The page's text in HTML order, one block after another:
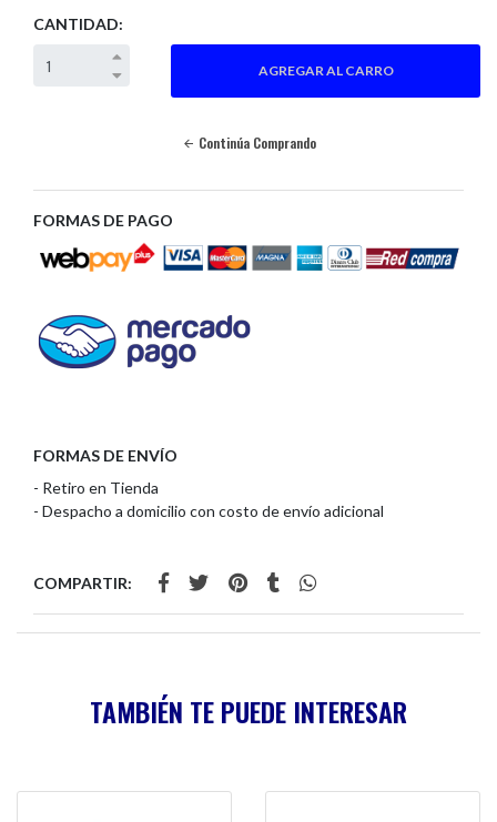
CANTIDAD:
Continúa Comprando
FORMAS DE PAGO
FORMAS DE ENVÍO
- Retiro en Tienda
- Despacho a domicilio con costo de envío adicional
COMPARTIR:
TAMBIÉN TE PUEDE INTERESAR